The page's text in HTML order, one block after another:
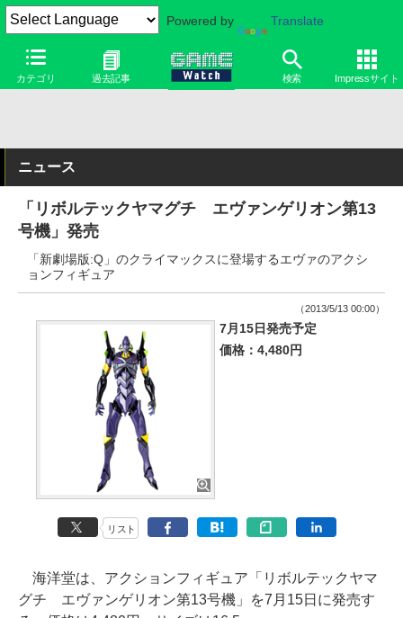
Powered by Translate
カテゴリ 過去記事 検索 Impressサイト
ニュース
「リボルテックヤマグチ エヴァンゲリオン第13
号機」発売
「新劇場版:Q」のクライマックスに登場するエヴァのアクシ
ョンフィギュア
（2013/5/13 00:00）
7月15日発売予定
価格：4,480円
リスト
海洋堂は、アクションフィギュア「リボルテックヤマ
グチ エヴァンゲリオン第13号機」を7月15日に発売す